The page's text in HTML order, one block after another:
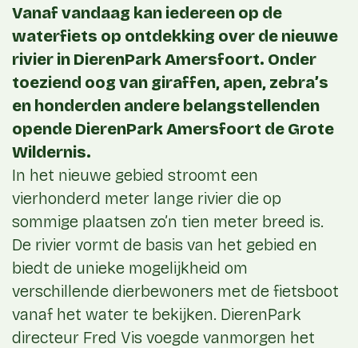
Vanaf vandaag kan iedereen op de
waterfiets op ontdekking over de nieuwe
rivier in DierenPark Amersfoort. Onder
toeziend oog van giraffen, apen, zebra’s
en honderden andere belangstellenden
opende DierenPark Amersfoort de Grote
Wildernis.
In het nieuwe gebied stroomt een
vierhonderd meter lange rivier die op
sommige plaatsen zo’n tien meter breed is.
De rivier vormt de basis van het gebied en
biedt de unieke mogelijkheid om
verschillende dierbewoners met de fietsboot
vanaf het water te bekijken. DierenPark
directeur Fred Vis voegde vanmorgen het